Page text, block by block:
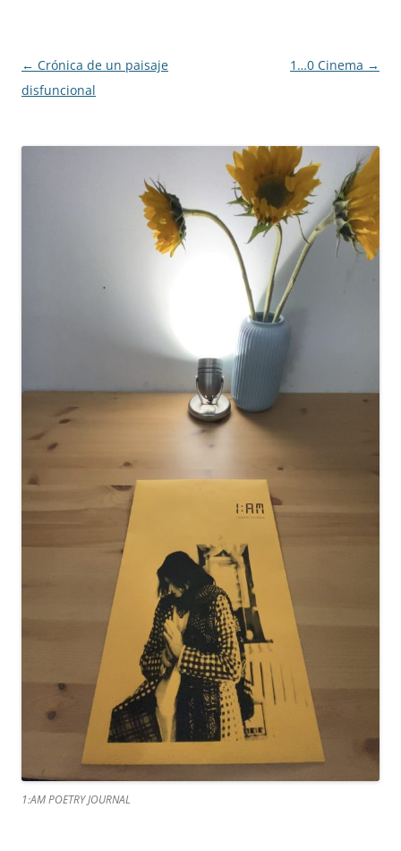
Post navigation
← Crónica de un paisaje
disfuncional
1…0 Cinema →
1:AM POETRY JOURNAL